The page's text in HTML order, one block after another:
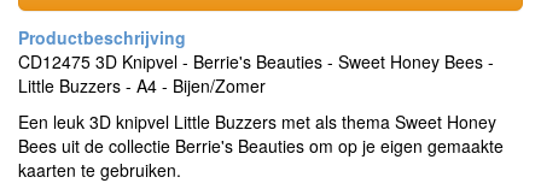
CD12475 3D Knipvel - Berrie's Beauties - Sweet Honey Bees -
Little Buzzers - A4 - Bijen/Zomer
Een leuk 3D knipvel Little Buzzers met als thema Sweet Honey
Bees uit de collectie Berrie's Beauties om op je eigen gemaakte
kaarten te gebruiken.